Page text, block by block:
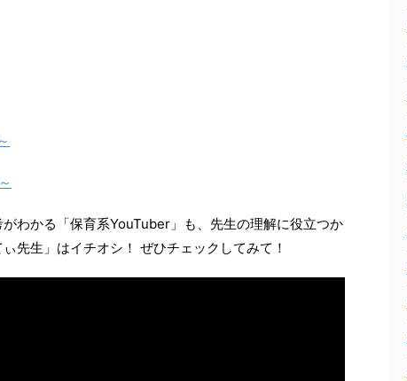
わかる「保育系YouTuber」も、先生の理解に役立つか
先生」はイチオシ！ ぜひチェックしてみて！